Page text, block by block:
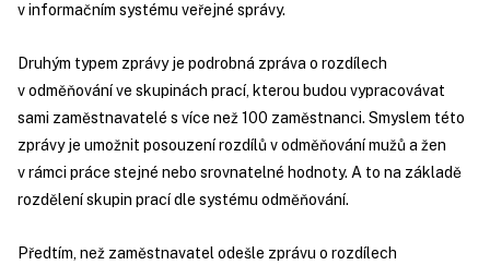
v informačním systému veřejné správy.
Druhým typem zprávy je podrobná zpráva o rozdílech
v odměňování ve skupinách prací, kterou budou vypracovávat
sami zaměstnavatelé s více než 100 zaměstnanci. Smyslem této
zprávy je umožnit posouzení rozdílů v odměňování mužů a žen
v rámci práce stejné nebo srovnatelné hodnoty. A to na základě
rozdělení skupin prací dle systému odměňování.
Předtím, než zaměstnavatel odešle zprávu o rozdílech